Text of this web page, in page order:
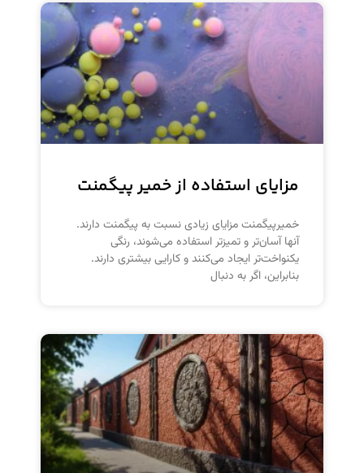
مزایای استفاده از خمیر پیگمنت
خمیرپیگمنت مزایای زیادی نسبت به پیگمنت دارند.
آنها آسان‌تر و تمیزتر استفاده می‌شوند، رنگی
یکنواخت‌تر ایجاد می‌کنند و کارایی بیشتری دارند.
بنابراین، اگر به دنبال